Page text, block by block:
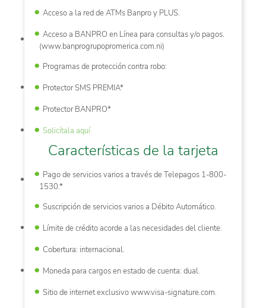
Acceso a la red de ATMs Banpro y PLUS.
Acceso a BANPRO en Línea para consultas y/o pagos.
(www.banprogrupopromerica.com.ni)
Programas de protección contra robo:
Protector SMS PREMIA*
Protector BANPRO*
Solicítala aquí
Características de la tarjeta
Pago de servicios varios a través de Telepagos 1-800-
1530.*
Suscripción de servicios varios a Débito Automático.
Límite de crédito acorde a las necesidades del cliente.
Cobertura: internacional.
Moneda para cargos en estado de cuenta: dual.
Sitio de internet exclusivo www.visa-signature.com.